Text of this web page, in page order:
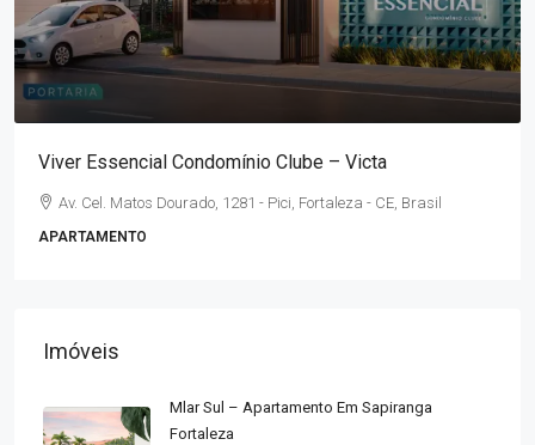
A partir de R$294.990,00/*
Parque Marista MRV | Centro – Fortaleza
Rua Conselheiro Tristão - Centro, Fortaleza - CE, Brasil
2 38,80
Mlar Sul – Apartamento Em Sapiranga